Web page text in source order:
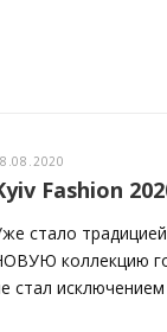
Fashion
стало
коллекцию
стал исключением